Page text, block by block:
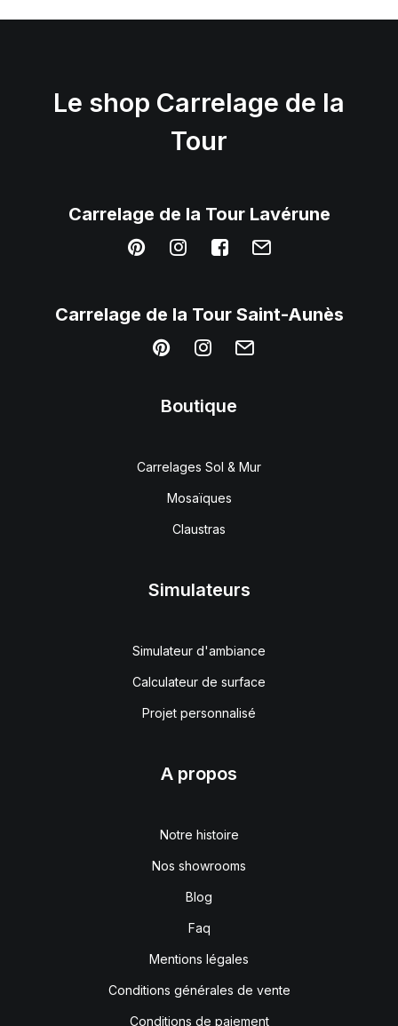
Le shop Carrelage de la
Tour
Carrelage de la Tour Lavérune
Carrelage de la Tour Saint-Aunès
Boutique
Carrelages Sol & Mur
Mosaïques
Claustras
Simulateurs
Simulateur d'ambiance
Calculateur de surface
Projet personnalisé
A propos
Notre histoire
Nos showrooms
Blog
Faq
Mentions légales
Conditions générales de vente
Conditions de paiement